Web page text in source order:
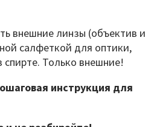
внешние линзы (объектив и
салфеткой для оптики,
спирте. Только внешние!
инструкция для